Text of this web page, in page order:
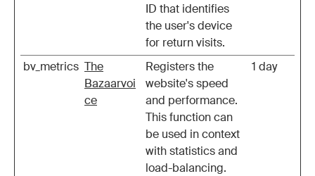
ID that identifies
the user's device
for return visits.
bv_metrics The
Bazaarvoi
ce
Registers the
website's speed
and performance.
This function can
be used in context
with statistics and
load-balancing.
1 day